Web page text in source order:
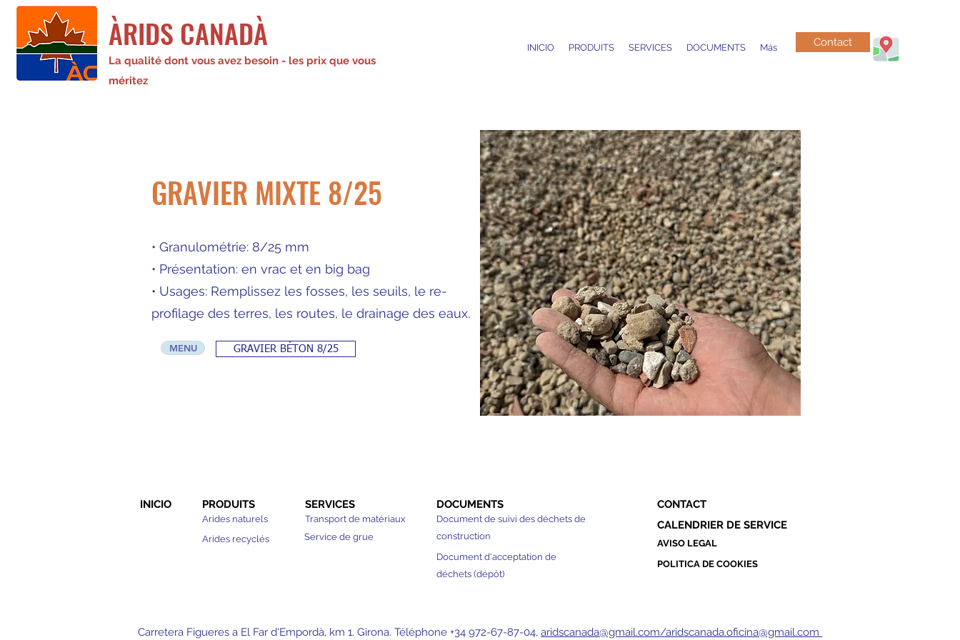
ÀRIDS CANADÀ
La qualité dont vous avez besoin - les prix que vous
méritez
INICIO PRODUITS SERVICES DOCUMENTS Más Contact
GRAVIER MIXTE 8/25
• Granulométrie: 8/25 mm
• Présentation: en vrac et en big bag
• Usages: Remplissez les fosses, les seuils, le re-
profilage des terres, les routes, le drainage des eaux.
MENU GRAVIER BÉTON 8/25
INICIO PRODUITS
Arides naturels
Arides recyclés
SERVICES
Transport de matériaux
DOCUMENTS
Document de suivi des déchets de
construction
Service de grue
Document d'acceptation de
déchets (dépôt)
CONTACT
CALENDRIER DE SERVICE
AVISO LEGAL
POLITICA DE COOKIES
Carretera Figueres a El Far d'Empordà, km 1. Girona. Téléphone +34 972-67-87-04, aridscanada@gmail.com/aridscanada.oficina@gmail.com